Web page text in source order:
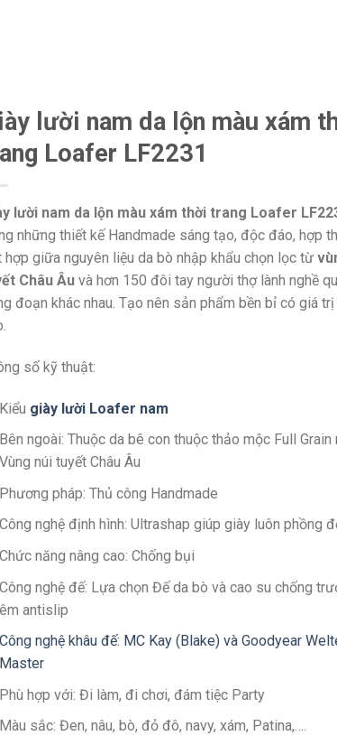
lười nam da lộn màu xám
Loafer LF2231
lười nam da lộn màu xám thời trang Loafer
những thiết kế Handmade sáng tạo, độc đáo, hợp
hợp giữa nguyên liệu da bò nhập khẩu chọn lọc từ
Châu Âuvà hơn 150 đôi tay người thợ lành nghề
đoạn khác nhau. Tạo nên sản phẩm bền bỉ có giá
số kỹ thuật:
Kiểu giày lười Loafer nam
Bên ngoài: Thuộc da bê con thuộc thảo mộc Full
Vùng núi tuyết Châu Âu
Phương pháp: Thủ công Handmade
Công nghệ định hình: Ultrashap giúp giày luôn phồng
Chức năng nâng cao: Chống bụi
Công nghệ đế: Lựa chọn Đế da bò và cao su chống
êm antislip
Công nghệ khâu đế: MC Kay (Blake) và Goodyear
Master
Phù hợp với: Đi làm, đi chơi, đám tiệc Party
Màu sắc: Đen, nâu, bò, đỏ đô, navy, xám, Patina,….